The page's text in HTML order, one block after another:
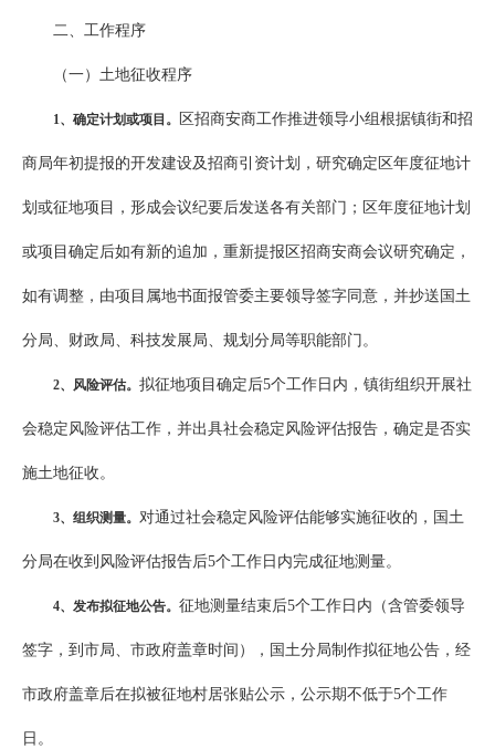
二、工作程序
（一）土地征收程序
1、确定计划或项目。 区招商安商工作推进领导小组根据镇街和招
商局年初提报的开发建设及招商引资计划，研究确定区年度征地计
划或征地项目，形成会议纪要后发送各有关部门；区年度征地计划
或项目确定后如有新的追加，重新提报区招商安商会议研究确定，
如有调整，由项目属地书面报管委主要领导签字同意，并抄送国土
分局、财政局、科技发展局、规划分局等职能部门。
2、风险评估。 拟征地项目确定后5个工作日内，镇街组织开展社
会稳定风险评估工作，并出具社会稳定风险评估报告，确定是否实
施土地征收。
3、组织测量。 对通过社会稳定风险评估能够实施征收的，国土
分局在收到风险评估报告后5个工作日内完成征地测量。
4、发布拟征地公告。 征地测量结束后5个工作日内（含管委领导
签字，到市局、市政府盖章时间），国土分局制作拟征地公告，经
市政府盖章后在拟被征地村居张贴公示，公示期不低于5个工作
日。